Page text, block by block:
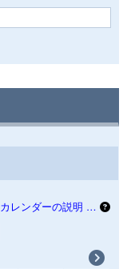
カレンダーの説明 …